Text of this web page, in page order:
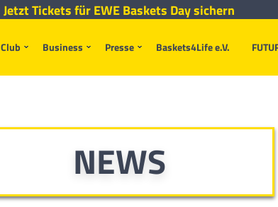
Club Business Presse Baskets4Life e.V.
Jetzt Tickets für EWE Baskets Day sichern
NEWS